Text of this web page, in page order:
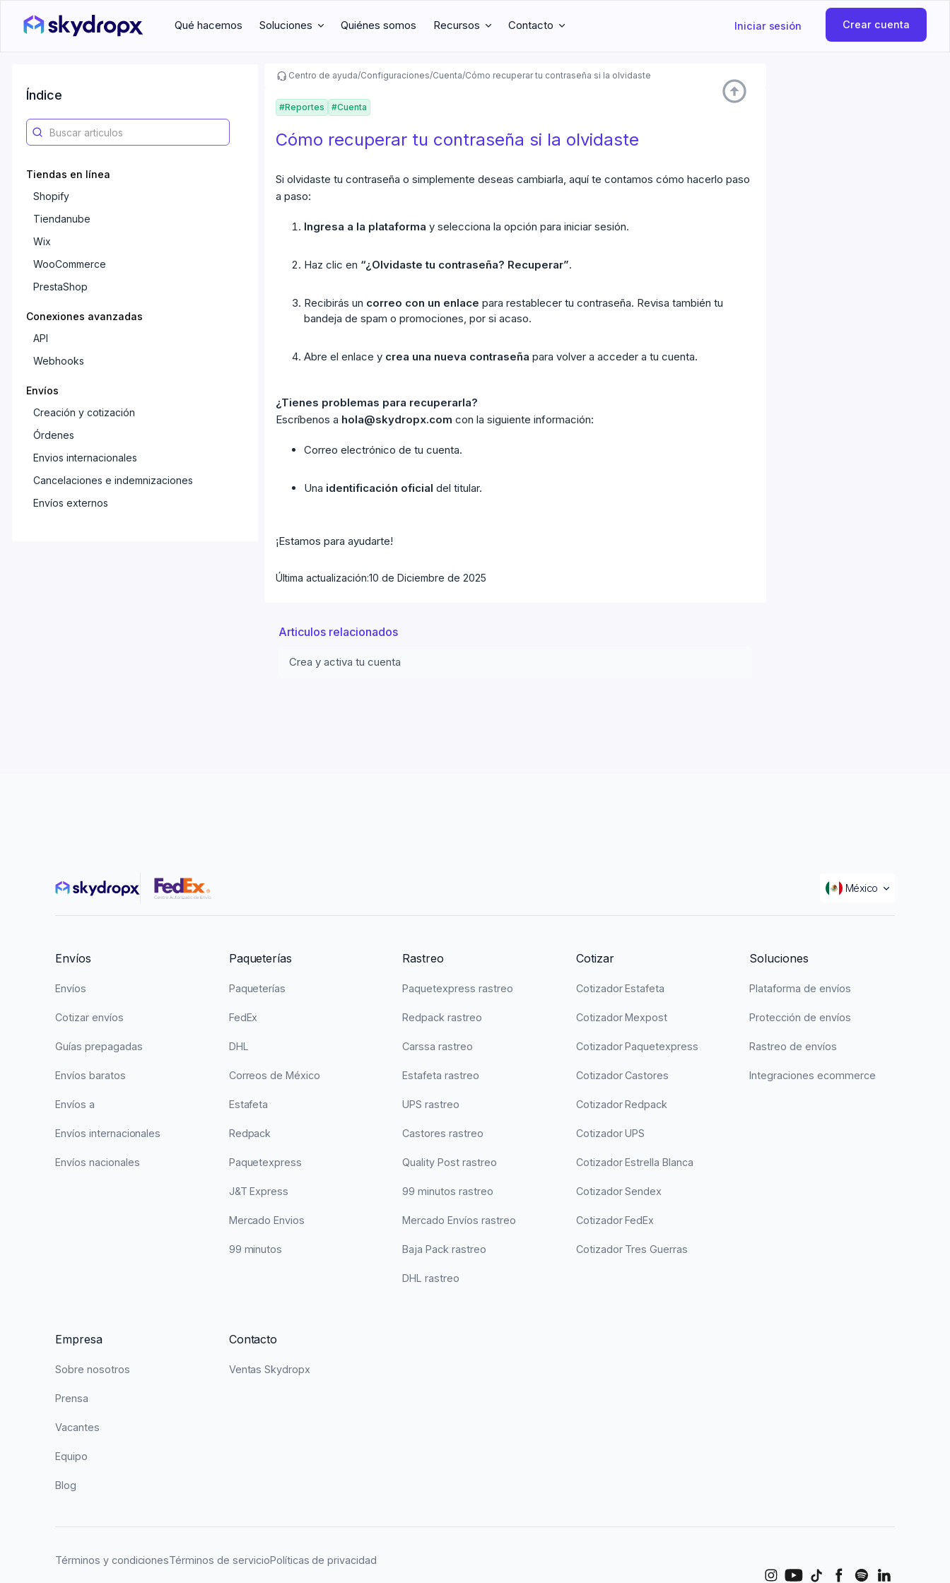
Qué hacemos Soluciones Quiénes somos Recursos Contacto Iniciar sesión Crear cuenta
Índice
Tiendas en línea
Shopify
Tiendanube
Wix
WooCommerce
PrestaShop
Conexiones avanzadas
API
Webhooks
Envíos
Creación y cotización
Órdenes
Envios internacionales
Cancelaciones e indemnizaciones
Envíos externos
Finanzas
Centro de ayuda/Configuraciones/Cuenta/Cómo recuperar tu contraseña si la olvidaste
#Reportes #Cuenta
Cómo recuperar tu contraseña si la olvidaste
Si olvidaste tu contraseña o simplemente deseas cambiarla, aquí te contamos cómo hacerlo paso
a paso:
Ingresa a la plataforma y selecciona la opción para iniciar sesión.
Haz clic en “¿Olvidaste tu contraseña? Recuperar”.
Recibirás un correo con un enlace para restablecer tu contraseña. Revisa también tu
bandeja de spam o promociones, por si acaso.
Abre el enlace y crea una nueva contraseña para volver a acceder a tu cuenta.
¿Tienes problemas para recuperarla?
Escríbenos a hola@skydropx.com con la siguiente información:
Correo electrónico de tu cuenta.
Una identificación oficial del titular.
¡Estamos para ayudarte!
Última actualización:10 de Diciembre de 2025
Articulos relacionados
Crea y activa tu cuenta
arrow_circle_up
México
Envíos
Envíos
Cotizar envíos
Guías prepagadas
Envíos baratos
Envíos a
Envíos internacionales
Envíos nacionales
Paqueterías
Paqueterías
FedEx
DHL
Correos de México
Estafeta
Redpack
Paquetexpress
J&T Express
Mercado Envios
99 minutos
Rastreo
Paquetexpress rastreo
Redpack rastreo
Carssa rastreo
Estafeta rastreo
UPS rastreo
Castores rastreo
Quality Post rastreo
99 minutos rastreo
Mercado Envíos rastreo
Baja Pack rastreo
DHL rastreo
Cotizar
Cotizador Estafeta
Cotizador Mexpost
Cotizador Paquetexpress
Cotizador Castores
Cotizador Redpack
Cotizador UPS
Cotizador Estrella Blanca
Cotizador Sendex
Cotizador FedEx
Cotizador Tres Guerras
Soluciones
Plataforma de envíos
Protección de envíos
Rastreo de envíos
Integraciones ecommerce
Empresa
Sobre nosotros
Prensa
Vacantes
Equipo
Blog
Contacto
Ventas Skydropx
Términos y condicionesTérminos de servicioPolíticas de privacidad